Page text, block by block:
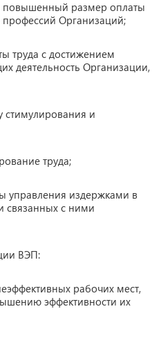
повышенный размер оплаты
Организаций;
труда с достижением
деятельность Организации,
стимулирования и
труда;
управления издержками в
связанных с ними
ВЭП:
рабочих мест,
эффективности их